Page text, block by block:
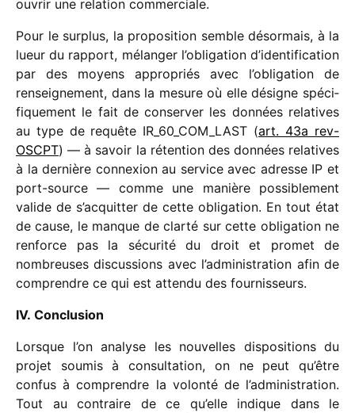
ouvrir une rela­tion commerciale.
Pour le surplus, la propo­si­tion semble désor­mais, à la
lueur du rapport, mélan­ger l’obligation d’identification
par des moyens appro­priés avec l’obligation de
rensei­gne­ment, dans la mesure où elle désigne spéci­
fi­que­ment le fait de conser­ver les données rela­tives
au type de requête IR_​60_​COM_​LAST (art. 43a rev-
OSCPT) — à savoir la réten­tion des données rela­tives
à la dernière connexion au service avec adresse IP et
port-source — comme une manière possi­ble­ment
valide de s’acquitter de cette obli­ga­tion. En tout état
de cause, le manque de clarté sur cette obli­ga­tion ne
renforce pas la sécu­rité du droit et promet de
nombreuses discus­sions avec l’administration afin de
comprendre ce qui est attendu des fournisseurs.
IV. Conclusion
Lorsque l’on analyse les nouvelles dispo­si­tions du
projet soumis à consul­ta­tion, on ne peut qu’être
confus à comprendre la volonté de l’administration.
Tout au contraire de ce qu’elle indique dans le